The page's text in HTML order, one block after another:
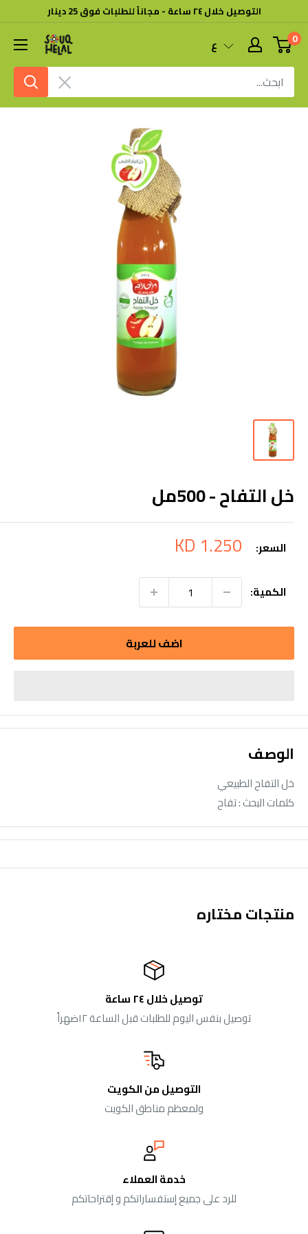
الى
المحتوى
التوصيل خلال ٢٤ ساعة - مجاناً للطلبات فوق 25 دينار
سوق
هلال
امسح
ع 0
خل التفاح - 500مل
السعر: سعر
التخفيض
1.250 KD
الكمية:
اضف للعربة
الوصف
خل التفاح الطبيعي
كلمات البحث : تفاح
منتجات مختاره
توصيل خلال ٢٤ ساعة
توصيل بنفس اليوم للطلبات قبل الساعة ١٢ضهراً
التوصيل من الكويت
ولمعظم مناطق الكويت
خدمة العملاء
للرد على جميع إستفساراتكم و إقتراحاتكم